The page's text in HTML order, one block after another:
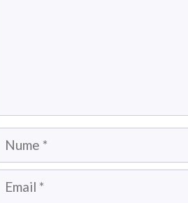
Nume
Email